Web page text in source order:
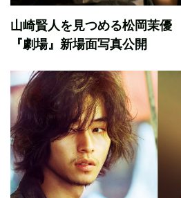
山崎賢人を見つめる松岡茉
『劇場』新場面写真公開